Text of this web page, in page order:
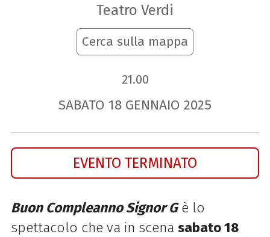
Teatro Verdi
Cerca sulla mappa
21.00
SABATO 18 GENNAIO 2025
EVENTO TERMINATO
Buon Compleanno Signor Gè lo
spettacolo che va in scena sabato 18